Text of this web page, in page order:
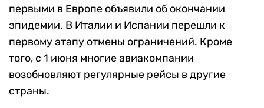
первыми в Европе объявили об окончании
эпидемии. В Италии и Испании перешли к
первому этапу отмены ограничений. Кроме
того, с 1 июня многие авиакомпании
возобновляют регулярные рейсы в другие
страны.